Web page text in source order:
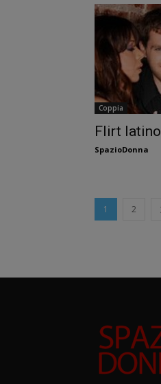
Coppia
Flirt latino
SpazioDonna
1 2